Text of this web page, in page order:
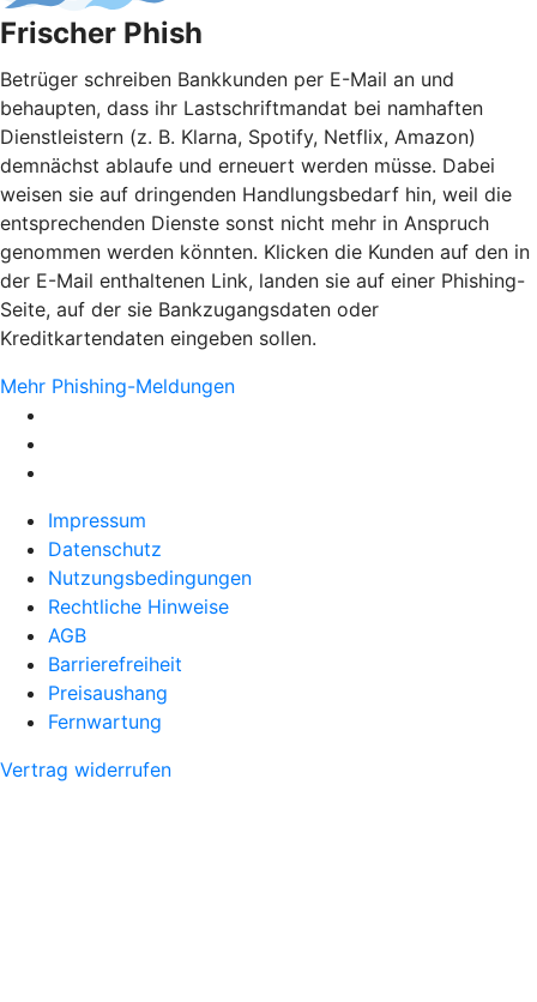
Frischer Phish
Betrüger schreiben Bankkunden per E-Mail an und
behaupten, dass ihr Lastschriftmandat bei namhaften
Dienstleistern (z. B. Klarna, Spotify, Netflix, Amazon)
demnächst ablaufe und erneuert werden müsse. Dabei
weisen sie auf dringenden Handlungsbedarf hin, weil die
entsprechenden Dienste sonst nicht mehr in Anspruch
genommen werden könnten. Klicken die Kunden auf den in
der E-Mail enthaltenen Link, landen sie auf einer Phishing-
Seite, auf der sie Bankzugangsdaten oder
Kreditkartendaten eingeben sollen.
Mehr Phishing-Meldungen
Impressum
Datenschutz
Nutzungsbedingungen
Rechtliche Hinweise
AGB
Barrierefreiheit
Preisaushang
Fernwartung
Vertrag widerrufen